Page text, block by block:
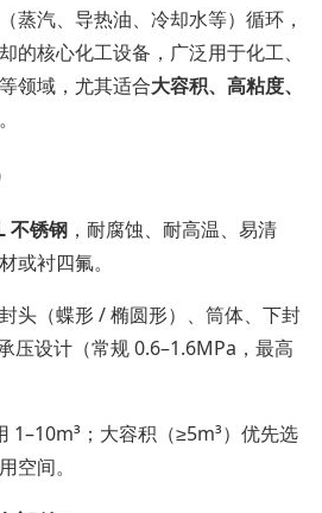
蒸汽、导热油、冷却水等）循环，
的核心化工设备，广泛用于化工、
领域，尤其适合大容积、高粘度、
不锈钢 ，耐腐蚀、耐高温、易清
或衬四氟。
头（蝶形 / 椭圆形）、筒体、下封
压设计（常规 0.6–1.6MPa，最高
1–10m³；大容积（≥5m³）优先选
空间。